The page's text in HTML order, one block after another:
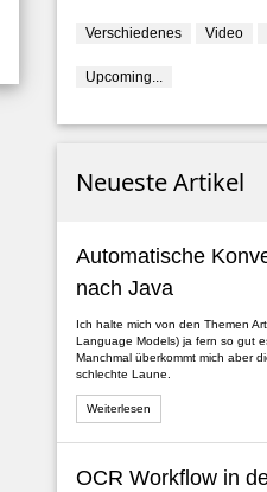
Verschiedenes Video
Upcoming...
Neueste Artikel
Automatische
nach Java
Ich halte mich von den Themen
Language Models) ja fern so gut
Manchmal überkommt mich aber
schlechte Laune.
Weiterlesen
OCR Workflow in